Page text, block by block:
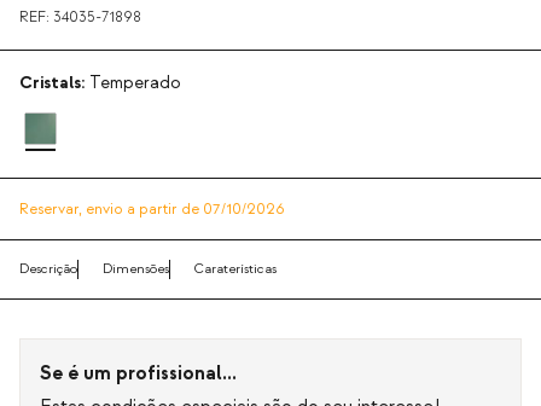
REF: 34035-71898
Cristals: Temperado
Reservar, envio a partir de 07/10/2026
Descrição Dimensões Caraterísticas
Se é um profissional...